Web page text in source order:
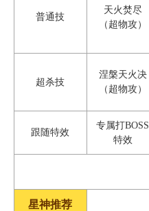
普通技
天火焚尽
（超物攻）
超杀技
涅槃天火决
（超物攻）
跟随特效
专属打BOSS
特效
星神推荐